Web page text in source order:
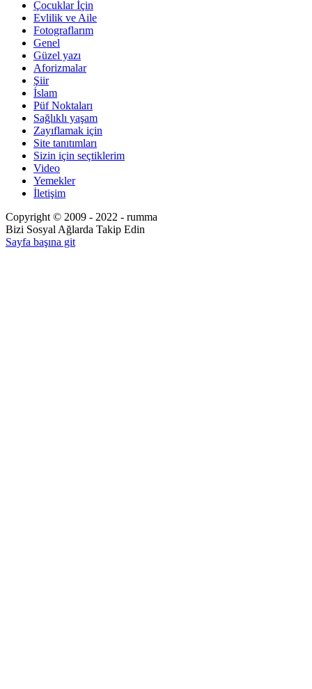
Çocuklar İçin
Evlilik ve Aile
Fotograflarım
Genel
Güzel yazı
Aforizmalar
Şiir
İslam
Püf Noktaları
Sağlıklı yaşam
Zayıflamak için
Site tanıtımları
Sizin için seçtiklerim
Video
Yemekler
İletişim
Copyright © 2009 - 2022 - rumma
Bizi Sosyal Ağlarda Takip Edin
Sayfa başına git